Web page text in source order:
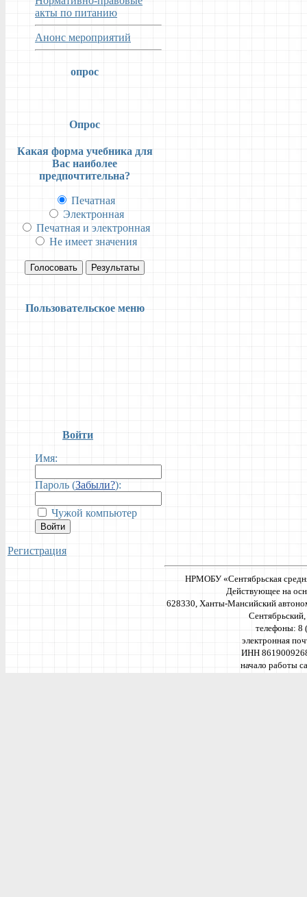
акты по питанию
Анонс мероприятий
опрос
Опрос
Какая форма учебника для
Вас наиболее
предпочтительна?
Печатная
Электронная
Печатная и электронная
Не имеет значения
Голосовать Результаты
Пользовательское меню
Войти
Имя:
Пароль (Забыли?):
Чужой компьютер
Войти
Регистрация
НРМОБУ «Сентябрьская
Действующее на
628330, Ханты-Мансийский
Сентябрьский,
телефоны: 8
электронная
ИНН
начало работы